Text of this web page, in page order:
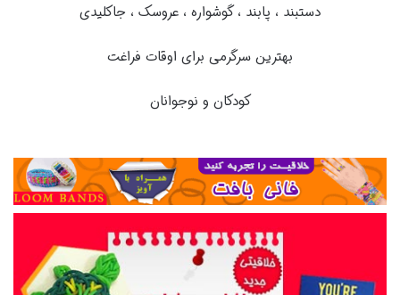
دستبند ، پابند ، گوشواره ، عروسک ، جاکلیدی
بهترین سرگرمی برای اوقات فراغت
کودکان و نوجوانان